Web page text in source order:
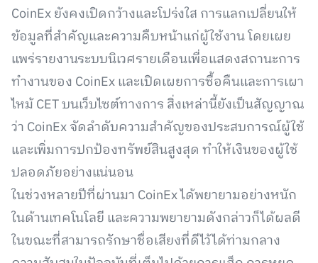
CoinEx ยังคงเปิดกว้างและโปร่งใส การแลกเปลี่ยนให้
ข้อมูลที่สำคัญและความคืบหน้าแก่ผู้ใช้งาน โดยเผย
แพร่รายงานระบบนิเวศรายเดือนเพื่อแสดงสถานะการ
ทำงานของ CoinEx และเปิดเผยการซื้อคืนและการเผา
ไหม้ CET บนเว็บไซต์ทางการ สิ่งเหล่านี้ยังเป็นสัญญาณ
ว่า CoinEx จัดลำดับความสำคัญของประสบการณ์ผู้ใช้
และเพิ่มการปกป้องทรัพย์สินสูงสุด ทำให้เงินของผู้ใช้
ปลอดภัยอย่างแน่นอน
ในช่วงหลายปีที่ผ่านมา CoinEx ได้พยายามอย่างหนัก
ในด้านเทคโนโลยี และความพยายามดังกล่าวก็ได้ผลดี
ในขณะที่สามารถรักษาชื่อเสียงที่ดีไว้ได้ท่ามกลาง